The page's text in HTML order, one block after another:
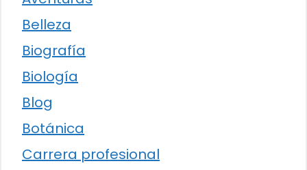
Belleza
Biografía
Biología
Blog
Botánica
Carrera profesional